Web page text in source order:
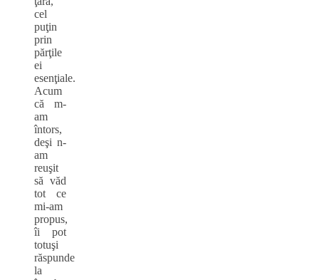
cel
puţin
prin
părţile
ei
esenţiale.
Acum
că m-
am
întors,
deşi n-
am
reuşit
să văd
tot ce
mi-am
propus,
îi pot
totuşi
răspunde
la